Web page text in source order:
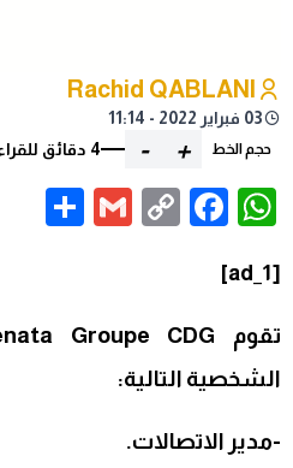
Rachid QABLANI
03 فبراير 2022 - 11:14
حجم الخط +
- 4 دقائق للقراءة
WhatsApp
Facebook
Copy
Gmail
[ad_1]
الشخصية التالية:
-مدير الاتصالات.